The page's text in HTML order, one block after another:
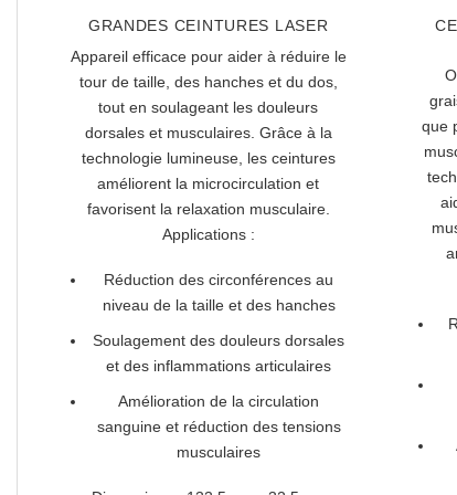
GRANDES CEINTURES LASER
Appareil efficace pour aider à réduire le
tour de taille, des hanches et du dos,
tout en soulageant les douleurs
dorsales et musculaires. Grâce à la
technologie lumineuse, les ceintures
améliorent la microcirculation et
favorisent la relaxation musculaire.
Applications :
Réduction des circonférences au
niveau de la taille et des hanches
Soulagement des douleurs dorsales
et des inflammations articulaires
Amélioration de la circulation
sanguine et réduction des tensions
musculaires
que